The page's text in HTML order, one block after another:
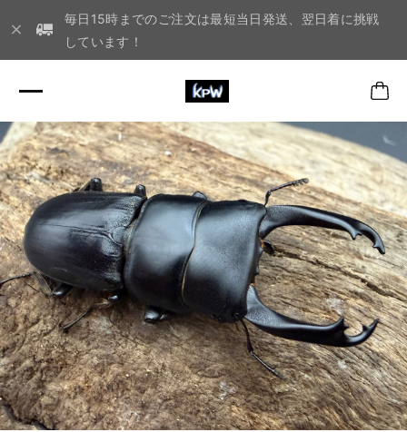
毎日15時までのご注文は最短当日発送、翌日着に挑戦
しています！